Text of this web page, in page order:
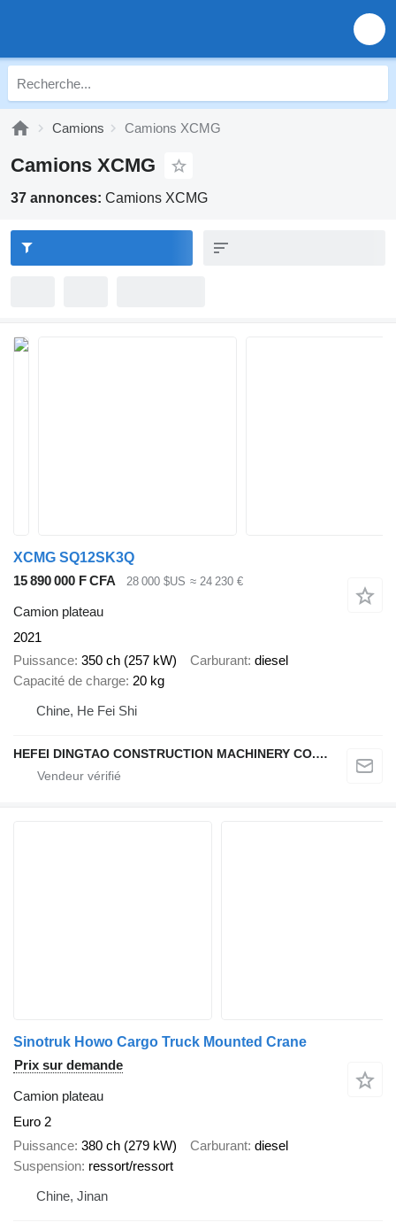
Camions Camions XCMG
Camions XCMG
37 annonces: Camions XCMG
XCMG SQ12SK3Q
15 890 000 F CFA
28 000 $US ≈ 24 230 €
Camion plateau
2021
Puissance 350 ch (257 kW) Carburant diesel
Capacité de charge 20 kg
Chine, He Fei Shi
HEFEI DINGTAO CONSTRUCTION MACHINERY CO., LIMITED
Sinotruk Howo Cargo Truck Mounted Crane
Prix sur demande
Camion plateau
Euro 2
Puissance 380 ch (279 kW) Carburant diesel
Suspension ressort/ressort
Chine, Jinan